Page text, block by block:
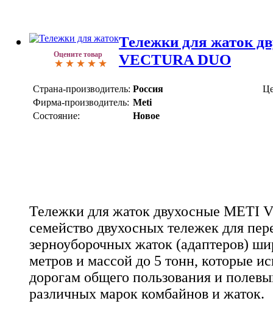
Оцените товар
Тележки для жаток
VECTURA DUO
Страна-производитель: Россия
Фирма-производитель: Meti
Состояние:
Новое
Тележки для жаток двухосные METI
семейство двухосных тележек для
зерноуборочных жаток (адаптеров)
метров и массой до 5 тонн, которые
дорогам общего пользования и
различных марок комбайнов и жаток.